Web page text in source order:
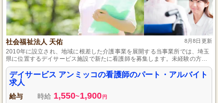
社会福祉法人 天佑 8月8日更新
2010年に設立され、地域に根差した介護事業を展開する当事業所では、埼玉
県に位置するデイサービス施設で新たに看護師を募集します。未経験の方で
も歓迎し、健康管理から機能訓練まで幅広い業務にチャレンジでき、パー
ト・アルバイトでも年2回の賞与支給や諸制度を整えています。安心して長く
働ける環境で、ご自身のペースでスキルアップ可能です。
デイサービス アンミッコの看護師のパート・アルバイト
求人
給与 時給 1,550~1,900 円